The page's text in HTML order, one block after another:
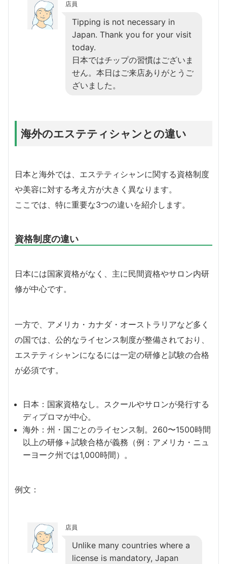
店員
Tipping is not necessary in
Japan. Thank you for your visit
today.
日本ではチップの習慣はございま
せん。本日はご来店ありがとうご
ざいました。
海外のエステティシャンとの違い
日本と海外では、エステティシャンに関する資格制度
や美容に対する考え方が大きく異なります。
ここでは、特に重要な3つの違いを紹介します。
資格制度の違い
日本には国家資格がなく、主に民間資格やサロン内研
修が中心です。
一方で、アメリカ・カナダ・オーストラリアなど多く
の国では、公的なライセンス制度が整備されており、
エステティシャンになるには一定の研修と試験の合格
が必須です。
日本：国家資格なし。スクールやサロンが発行する
ディプロマが中心。
海外：州・国ごとのライセンス制。260〜1500時間
以上の研修＋試験合格が義務（例：アメリカ・ニュ
ーヨーク州では1,000時間）。
例文：
店員
Unlike many countries where a
license is mandatory, Japan